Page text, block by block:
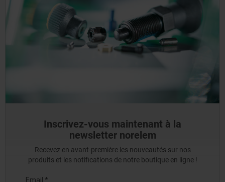
Inscrivez-vous maintenant à la
newsletter norelem
Recevez en avant-première les nouveautés sur nos
produits et les notifications de notre boutique en ligne !